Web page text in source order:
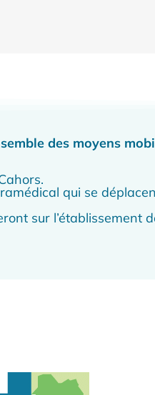
des moyens
qui se
sur l’établissement